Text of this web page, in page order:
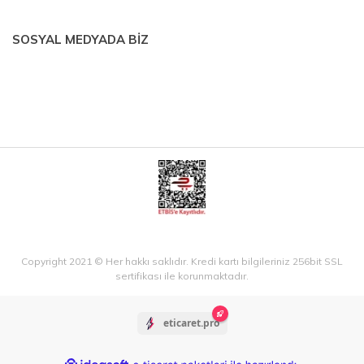
SOSYAL MEDYADA BİZ
Copyright 2021 © Her hakkı saklıdır. Kredi kartı bilgileriniz 256bit SSL
sertifikası ile korunmaktadır.
eticaret.pro